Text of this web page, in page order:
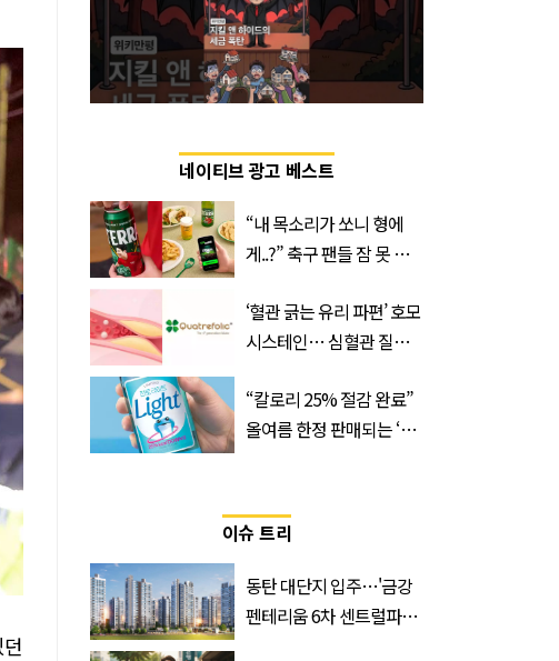
네이티브 광고 베스트
“내 목소리가 쏘니 형에
게..?” 축구 팬들 잠 못 들
트
‘혈관 긁는 유리 파편’ 호모
시스테인… 심혈관 질환
“칼로리 25% 절감 완료”
올여름 한정 판매되는 ‘최
이슈 트리
동탄 대단지 입주…'금강
펜테리움 6차 센트럴파크'